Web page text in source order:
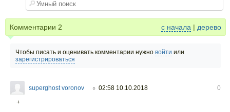
Комментарии 2 с начала | дерево
Чтобы писать и оценивать комментарии нужно войти или
зарегистрироваться
superghost voronov ○ 02:58 10.10.2018
0
+